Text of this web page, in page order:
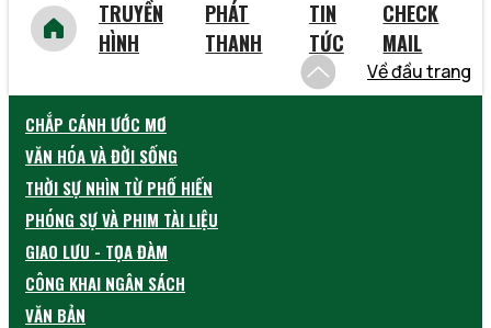
TRUYỀN
HÌNH
PHÁT
THANH
TIN
TỨC
CHECK
MAIL
Về đầu trang
CHẮP CÁNH ƯỚC MƠ
VĂN HÓA VÀ ĐỜI SỐNG
THỜI SỰ NHÌN TỪ PHỐ HIẾN
PHÓNG SỰ VÀ PHIM TÀI LIỆU
GIAO LƯU - TỌA ĐÀM
CÔNG KHAI NGÂN SÁCH
VĂN BẢN